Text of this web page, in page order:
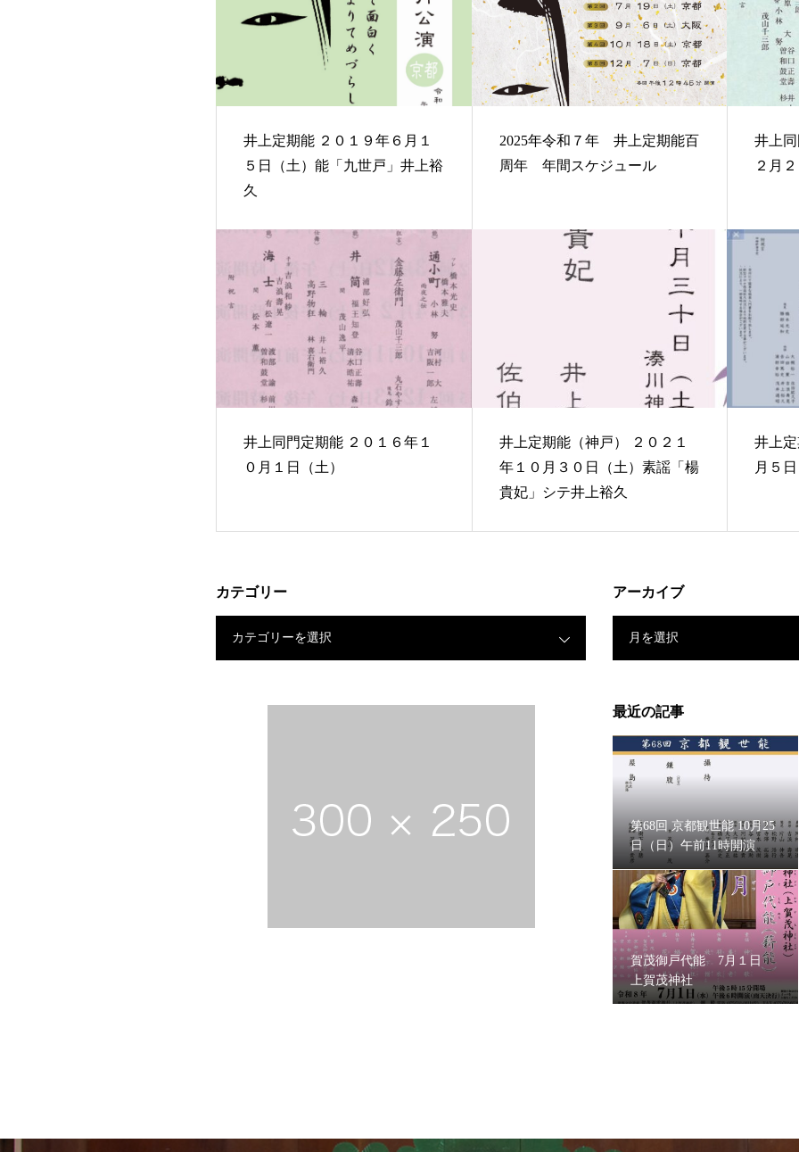
井上定期能 ２０１９年６月１
５日（土）能「九世戸」井上裕
久
2025年令和７年 井上定期能百
周年 年間スケジュール
井上同門定
２月
井上同門定期能 ２０１６年１
０月１日（土）
井上定期能（神戸） ２０２１
年１０月３０日（土）素謡「楊
貴妃」シテ井上裕久
井上
月５日
カテゴリー
カテゴリーを選択
アーカイブ
月を選択
最近の記事
第68回 京都観世能 10月25
日（日）午前11時開演
賀茂御戸代能 7月１日
上賀茂神社